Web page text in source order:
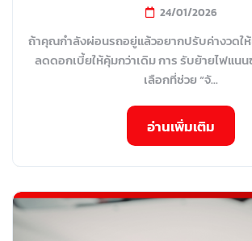
24/01/2026
ถ้าคุณกำลังผ่อนรถอยู่แล้วอยากปรับค่างวดใ
ลดดอกเบี้ยให้คุ้มกว่าเดิม การ รับย้ายไฟแน
เลือกที่ช่วย “จั...
อ่านเพิ่มเติม